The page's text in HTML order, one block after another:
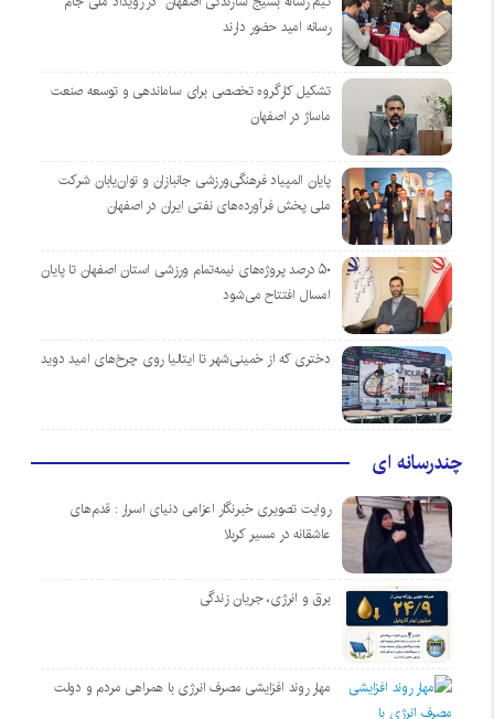
رسانه امید حضور دارند
تشکیل کارگروه تخصصی برای ساماندهی و توسعه صنعت
ماساژ در اصفهان
پایان المپیاد فرهنگی‌ورزشی جانبازان و توان‌یابان شرکت
ملی پخش فرآورده‌های نفتی ایران در اصفهان
۵۰ درصد پروژه‌های نیمه‌تمام ورزشی استان اصفهان تا پایان
امسال افتتاح می‌شود
دختری که از خمینی‌شهر تا ایتالیا روی چرخ‌های امید دوید
چندرسانه ای
روایت تصویری خبرنگار اعزامی دنیای اسرار : قدم‌های
عاشقانه در مسیر کربلا
برق و انرژی، جریان زندگی
مهار روند افزایشی مصرف انرژی با همراهی مردم و دولت